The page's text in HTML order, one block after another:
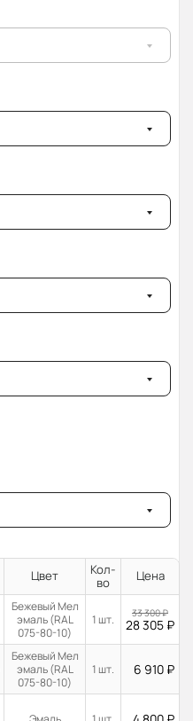
Цвет
Кол-
во
Цена
Бежевый Мел
эмаль (RAL
075-80-10)
1 шт. 33 300₽
28 305 ₽
Бежевый Мел
эмаль (RAL
075-80-10)
1 шт. 6 910 ₽